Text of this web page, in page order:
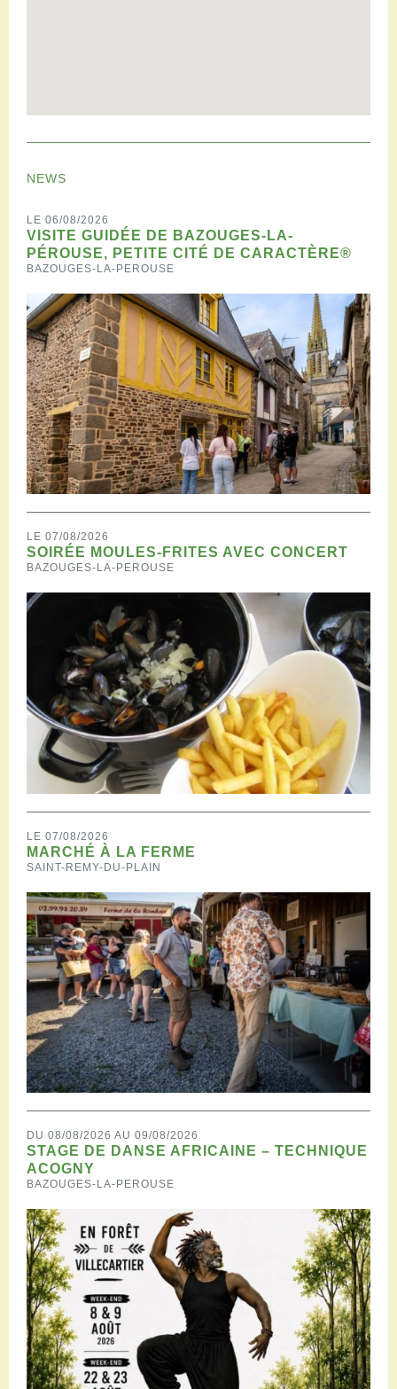
NEWS
LE 06/08/2026
VISITE GUIDÉE DE BAZOUGES-LA-
PÉROUSE, PETITE CITÉ DE CARACTÈRE®
BAZOUGES-LA-PEROUSE
LE 07/08/2026
SOIRÉE MOULES-FRITES AVEC CONCERT
BAZOUGES-LA-PEROUSE
LE 07/08/2026
MARCHÉ À LA FERME
SAINT-REMY-DU-PLAIN
DU 08/08/2026 AU 09/08/2026
STAGE DE DANSE AFRICAINE – TECHNIQUE
ACOGNY
BAZOUGES-LA-PEROUSE